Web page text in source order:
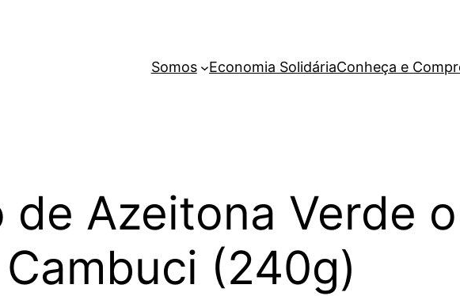
Somos Economia SolidáriaConheça e
Azeitona Verde
(240g)